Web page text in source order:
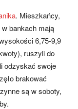
. Mieszkańcy,
bankach mają
6,75-9,9
ruszyli do
odzyskać swoje
brakować
są w soboty,